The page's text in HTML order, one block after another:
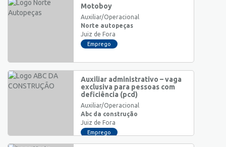
Motoboy
Auxiliar/Operacional
Norte autopeças
Juiz de Fora
Emprego
Auxiliar administrativo – vaga
exclusiva para pessoas com
deficiência (pcd)
Auxiliar/Operacional
Abc da construção
Juiz de Fora
Emprego